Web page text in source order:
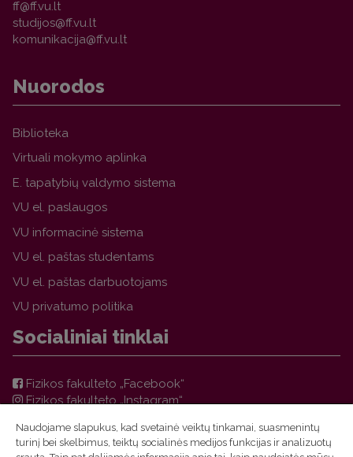
Nuorodos
Biblioteka
Virtuali mokymo aplinka
E. tapatybių valdymo sistema
VU el. paslaugos
VU informacinė sistema
VU el. paštas studentams
VU el. paštas darbuotojams
VU privatumo politika
Socialiniai tinklai
Fizikos fakulteto „Facebook“
Fizikos fakulteto „Instagram“
VU FF TFAI Molėtų astronomijos observatorijos
„Facebook“
Naudojame slapukus, kad svetainė veiktų tinkamai, suasmenintų
turinį bei skelbimus, teiktų socialinės medijos funkcijas ir analizuotų